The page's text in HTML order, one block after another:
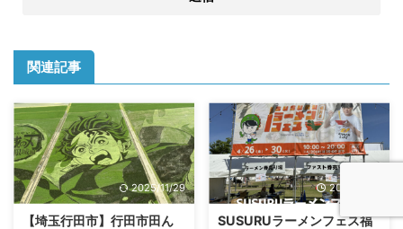
関連記事
2025/11/29
【埼玉行田市】行田市田ん
2024/9/23
SUSURUラーメンフェス福